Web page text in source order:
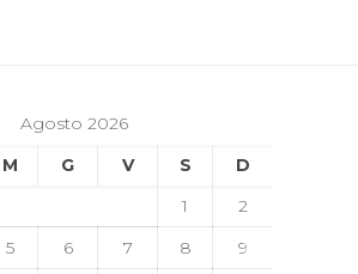
Agosto 2026
M G V S
D
1
2
5 6 7 8
9